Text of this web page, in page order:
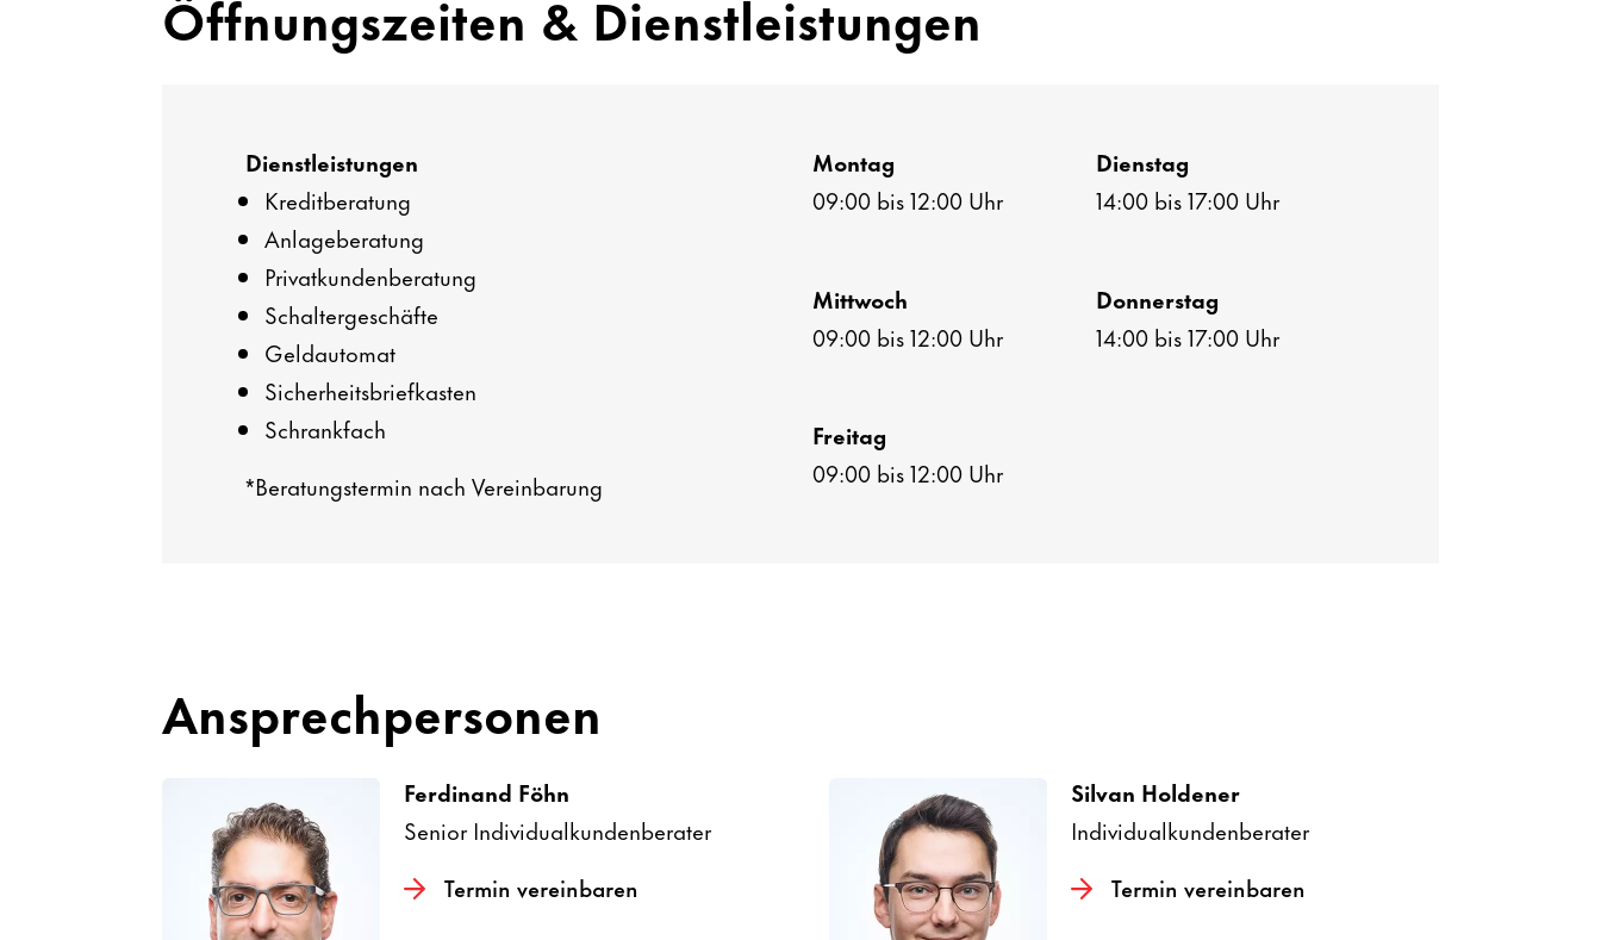
Öffnungs­zeiten & Dienst­leis­tungen
Dienst­leis­tungen
Kredit­be­ra­tung
Anla­ge­be­ra­tung
Privat­kun­den­be­ra­tung
Schal­ter­ge­schäfte
Geld­au­tomat
Sicher­heits­brief­kasten
Schrank­fach
Montag
09:00 bis 12:00 Uhr
Dienstag
14:00 bis 17:00 Uhr
Mitt­woch
09:00 bis 12:00 Uhr
Donnerstag
14:00 bis 17:00 Uhr
Freitag
09:00 bis 12:00 Uhr
*Bera­tungs­termin nach Verein­ba­rung
Ansprech­per­sonen
Ferdi­nand Föhn
Senior Indi­vi­du­al­kun­den­be­rater
Termin verein­baren
Silvan Holdener
Indi­vi­du­al­kun­den­be­rater
Termin verein­baren